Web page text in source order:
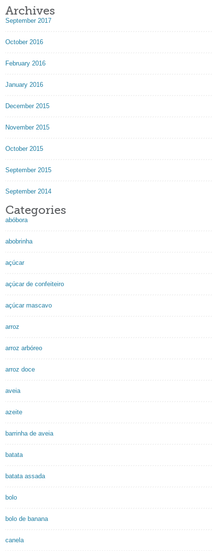
Archives
September 2017
October 2016
February 2016
January 2016
December 2015
November 2015
October 2015
September 2015
September 2014
Categories
abóbora
abobrinha
açúcar
açúcar de confeiteiro
açúcar mascavo
arroz
arroz arbóreo
arroz doce
aveia
azeite
barrinha de aveia
batata
batata assada
bolo
bolo de banana
canela